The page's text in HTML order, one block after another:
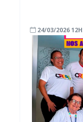
24/03/2026